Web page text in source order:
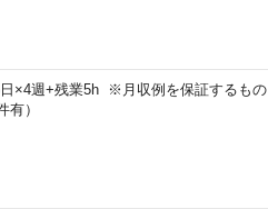
×4週+残業5h ※月収例を保証するもの
）